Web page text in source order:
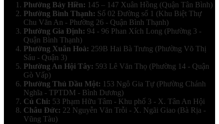
Phường Bảy Hiền: 145 – 147 Xuân Hồng (Quận Tân Bình)
Phường Bình Thạnh: Số 02 Đường số 1 (Khu Biệt Thự
Chu Văn An - Phường 26 - Quận Bình Thạnh)
Phường Gia Định: 94 - 96 Phan Xích Long (Phường 3 -
Quận Bình Thạnh)
Phường Xuân Hoà: 259B Hai Bà Trưng (Phường Võ Thị
Sáu - Quận 3)
Phường An Hội Tây: 593 Lê Văn Thọ (Phường 14 - Quận
Gò Vấp)
Phường Thủ Dầu Một: 153 Ngô Gia Tự (Phường Chánh
Nghĩa - TPTDM - Bình Dương)
Củ Chi: 53 Phạm Hữu Tâm - Khu phố 3 - X. Tân An Hội
Châu Đức: 22 Nguyễn Văn Trỗi - X. Ngãi Giao (Bà Rịa -
Vũng Tàu)